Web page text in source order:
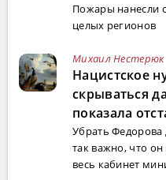
Пожары нанесли
целых регионов
Михаил Нестерюк
Нацистское
скрываться
показала
Убрать Федорова
так важно, что он
весь кабинет